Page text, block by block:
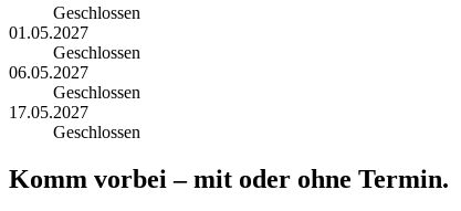
Geschlossen
01.05.2027
Geschlossen
06.05.2027
Geschlossen
17.05.2027
Geschlossen
Komm vorbei – mit oder ohne Termin.